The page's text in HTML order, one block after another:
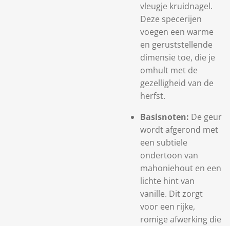
vleugje kruidnagel.
Deze specerijen
voegen een warme
en geruststellende
dimensie toe, die je
omhult met de
gezelligheid van de
herfst.
Basisnoten: De geur
wordt afgerond met
een subtiele
ondertoon van
mahoniehout en een
lichte hint van
vanille. Dit zorgt
voor een rijke,
romige afwerking die